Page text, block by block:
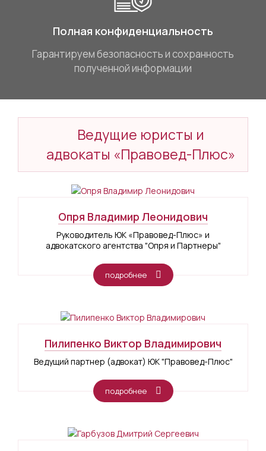
Полная конфиденциальность
Гарантируем безопасность и сохранность
полученной информации
Ведущие юристы и
адвокаты «Правовед-Плюс»
Опря Владимир Леонидович
Руководитель ЮК «Правовед-Плюс» и
адвокатского агентства "Опря и Партнеры"
подробнее
Пилипенко Виктор Владимирович
Ведущий партнер (адвокат) ЮК "Правовед-Плюс"
подробнее